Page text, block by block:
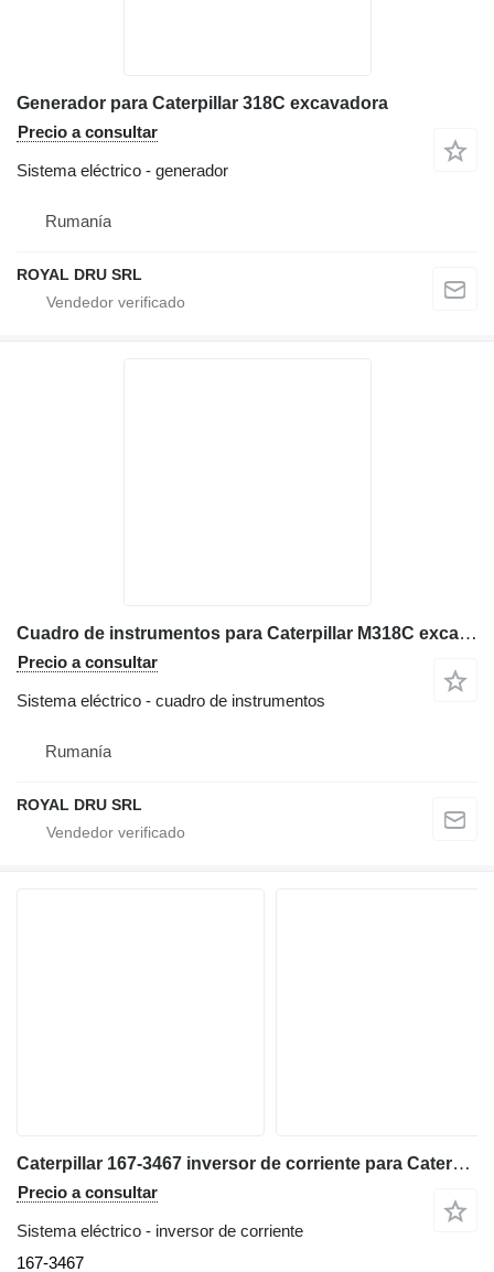
Generador para Caterpillar 318C excavadora
Precio a consultar
Sistema eléctrico - generador
Rumanía
ROYAL DRU SRL
Cuadro de instrumentos para Caterpillar M318C excavadora
Precio a consultar
Sistema eléctrico - cuadro de instrumentos
Rumanía
ROYAL DRU SRL
Caterpillar 167-3467 inversor de corriente para Caterpillar 320CL excavadora
Precio a consultar
Sistema eléctrico - inversor de corriente
167-3467